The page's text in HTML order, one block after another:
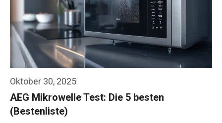
Oktober 30, 2025
AEG Mikrowelle Test: Die 5 besten
(Bestenliste)